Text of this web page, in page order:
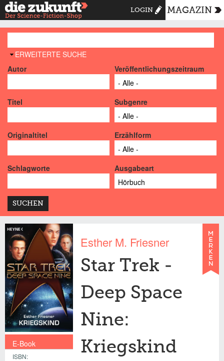
LOGIN MAGAZIN
AUSBLENDEN
ERWEITERTE SUCHE
Autor
Veröffentlichungszeitraum
Titel Subgenre
Originaltitel Erzählform
Schlagworte Ausgabeart
E-Book
ISBN:
Esther M. Friesner
Star Trek -
Deep Space
Nine:
Kriegskind